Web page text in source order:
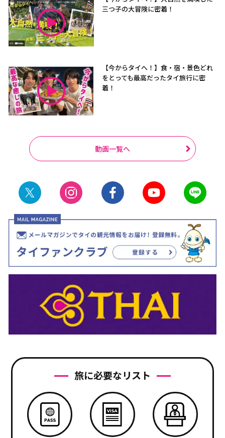
三つ子の大冒険に密着！
【今からタイへ！】食・宿・景色どれ
をとっても最高だったタイ旅行に密
着！
動画一覧へ
旅に必要なリスト